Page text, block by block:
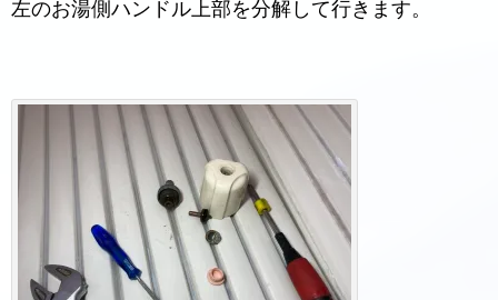
左のお湯側ハンドル上部を分解して行きます。